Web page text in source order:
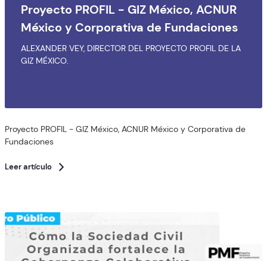
Proyecto PROFIL - GIZ México, ACNUR
México y Corporativa de Fundaciones
ALEXANDER VEY, DIRECTOR DEL PROYECTO PROFIL DE LA
GIZ MÉXICO.
Proyecto PROFIL - GIZ México, ACNUR México y Corporativa de
Fundaciones
Leer artículo